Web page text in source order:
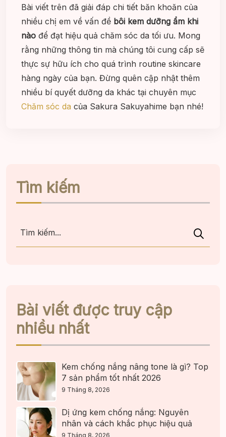
Bài viết trên đã giải đáp chi tiết băn khoăn của
nhiều chị em về vấn đề bôi kem dưỡng ẩm khi
nào để đạt hiệu quả chăm sóc da tối ưu. Mong
rằng những thông tin mà chúng tôi cung cấp sẽ
thực sự hữu ích cho quá trình routine skincare
hàng ngày của bạn. Đừng quên cập nhật thêm
nhiều bí quyết dưỡng da khác tại chuyên mục
Chăm sóc da của Sakura Sakuyahime bạn nhé!
Tìm kiếm
Bài viết được truy cập
nhiều nhất
Kem chống nắng nâng tone là gì? Top
7 sản phẩm tốt nhất 2026
9 Tháng 8, 2026
Dị ứng kem chống nắng: Nguyên
nhân và cách khắc phục hiệu quả
9 Tháng 8, 2026